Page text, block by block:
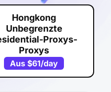
Hongkong
Unbegrenzte
Proxys-
Proxys
Aus$61/day